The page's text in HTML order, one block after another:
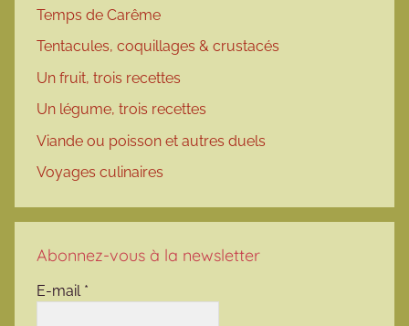
Temps de Carême
Tentacules, coquillages & crustacés
Un fruit, trois recettes
Un légume, trois recettes
Viande ou poisson et autres duels
Voyages culinaires
Abonnez-vous à la newsletter
E-mail *